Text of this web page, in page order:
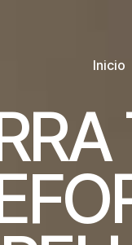
Inicio
RA
FO